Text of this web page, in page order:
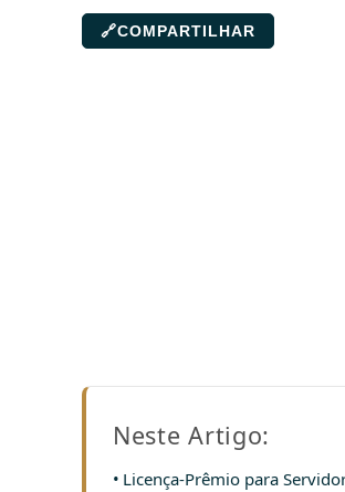
🔗COMPARTILHAR
Neste Artigo:
Licença-Prêmio para